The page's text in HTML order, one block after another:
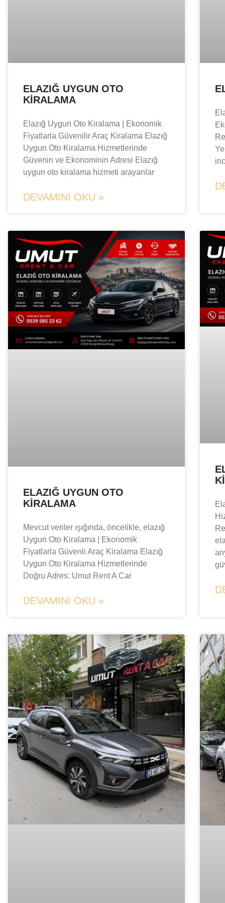
ELAZIĞ UYGUN OTO
KIRALAMA
Elazığ Uygun Oto Kiralama | Ekonomik
Fiyatlarla Güvenilir Araç Kiralama Elazığ
Uygun Oto Kiralama Hizmetlerinde
Güvenin ve Ekonominin Adresi Elazığ
uygun oto kiralama hizmeti arayanlar
DEVAMINI OKU »
ELAZIĞ UYGUN OTO
KIRALAMA
Mevcut veriler ışığında, öncelikle, elazığ
Uygun Oto Kiralama | Ekonomik
Fiyatlarla Güvenli Araç Kiralama Elazığ
Uygun Oto Kiralama Hizmetlerinde
Doğru Adres: Umut Rent A Car
DEVAMINI OKU »